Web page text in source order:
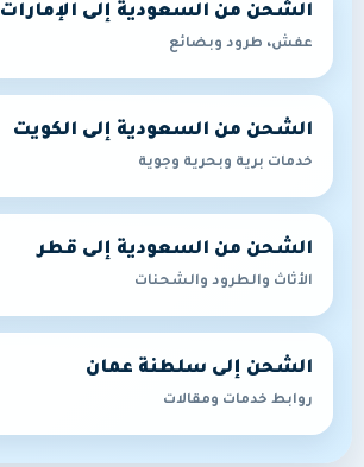
الشحن من السعودية إلى الإمارات
عفش، طرود وبضائع
الشحن من السعودية إلى الكويت
خدمات برية وبحرية وجوية
الشحن من السعودية إلى قطر
الأثاث والطرود والشحنات
الشحن إلى سلطنة عمان
روابط خدمات ومقالات